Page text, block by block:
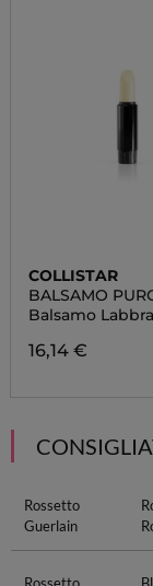
COLLISTAR
BALSAMO
Balsamo Labbra
16,14 €
Rossetto
Guerlain